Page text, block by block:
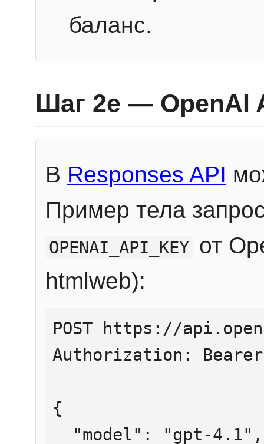
баланс.
Шаг 2e — OpenAI
В Responses API
Пример тела
OPENAI_API_KEY от
htmlweb):
POST https://
Authorization:
{